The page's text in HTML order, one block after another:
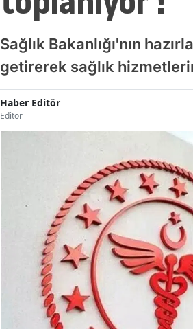
Sağlık Bakanlığı'nın
getirerek sağlık
Haber Editör
Editör